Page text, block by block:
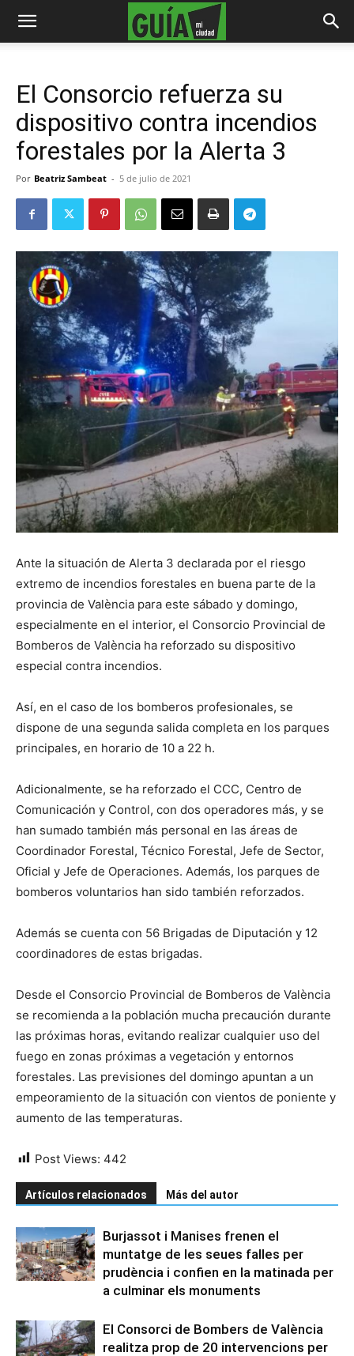
El Consorcio refuerza su
dispositivo contra incendios
forestales por la Alerta 3
Por Beatriz Sambeat - 5 de julio de 2021
Ante la situación de Alerta 3 declarada por el riesgo
extremo de incendios forestales en buena parte de la
provincia de València para este sábado y domingo,
especialmente en el interior, el Consorcio Provincial de
Bomberos de València ha reforzado su dispositivo
especial contra incendios.
Así, en el caso de los bomberos profesionales, se
dispone de una segunda salida completa en los parques
principales, en horario de 10 a 22 h.
Adicionalmente, se ha reforzado el CCC, Centro de
Comunicación y Control, con dos operadores más, y se
han sumado también más personal en las áreas de
Coordinador Forestal, Técnico Forestal, Jefe de Sector,
Oficial y Jefe de Operaciones. Además, los parques de
bomberos voluntarios han sido también reforzados.
Además se cuenta con 56 Brigadas de Diputación y 12
coordinadores de estas brigadas.
Desde el Consorcio Provincial de Bomberos de València
se recomienda a la población mucha precaución durante
las próximas horas, evitando realizar cualquier uso del
fuego en zonas próximas a vegetación y entornos
forestales. Las previsiones del domingo apuntan a un
empeoramiento de la situación con vientos de poniente y
aumento de las temperaturas.
Post Views: 442
Artículos relacionados Más del autor
Burjassot i Manises frenen el
muntatge de les seues falles per
prudència i confien en la matinada per
a culminar els monuments
El Consorci de Bombers de València
realitza prop de 20 intervencions per